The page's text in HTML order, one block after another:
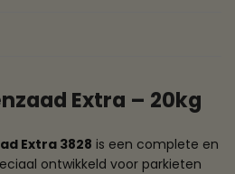
Extra – 20kg
Extra 3828 is een complete en
ontwikkeld voor parkieten